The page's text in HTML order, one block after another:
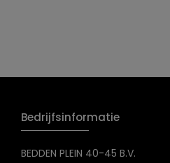
Bedrijfsinformatie
BEDDEN PLEIN 40-45 B.V.